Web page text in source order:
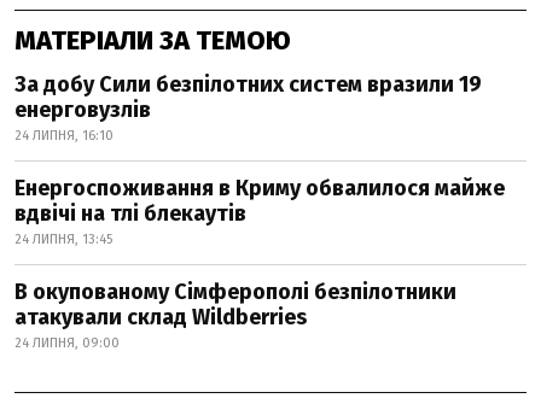
МАТЕРІАЛИ ЗА ТЕМОЮ
За добу Сили безпілотних систем вразили 19
енерговузлів
24 ЛИПНЯ, 16:10
Енергоспоживання в Криму обвалилося майже
вдвічі на тлі блекаутів
24 ЛИПНЯ, 13:45
В окупованому Сімферополі безпілотники
атакували склад Wildberries
24 ЛИПНЯ, 09:00